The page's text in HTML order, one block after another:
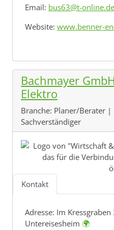
Email: bus63@t-online.de
Website: www.benner-
Bachmayer
Elektro
Branche: Planer/Berater |
Sachverständiger
Kontakt
Adresse: Im
Untereisesheim 🌍